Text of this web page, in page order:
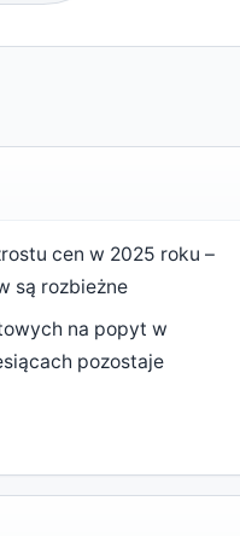
cen w 2025 roku –
są rozbieżne
na popyt w
pozostaje